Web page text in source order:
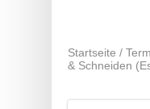
Startseite /
& Schneiden
Suche